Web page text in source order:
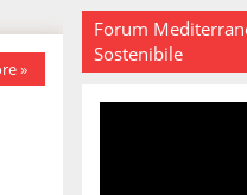
»
Forum
Sostenibile